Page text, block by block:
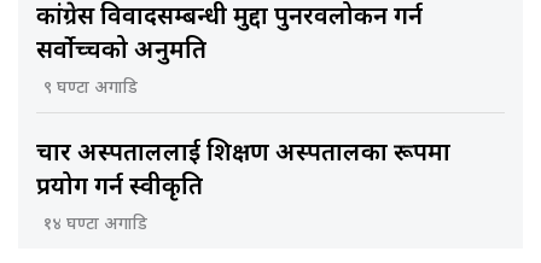
कांग्रेस विवादसम्बन्धी मुद्दा पुनरवलोकन गर्न
सर्वोच्चको अनुमति
९ घण्टा अगाडि
चार अस्पताललाई शिक्षण अस्पतालका रूपमा
प्रयोग गर्न स्वीकृति
१४ घण्टा अगाडि